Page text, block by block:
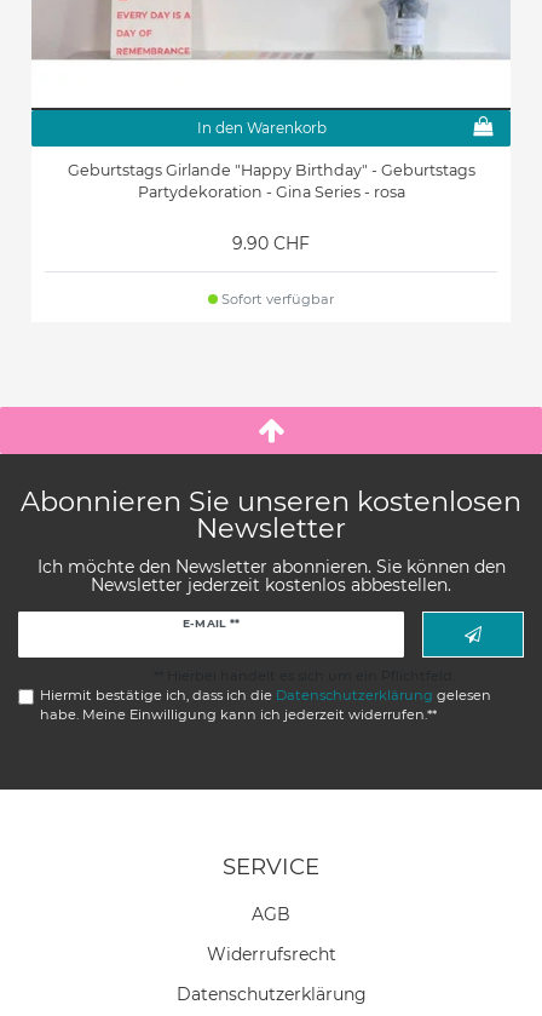
In den Warenkorb
Geburtstags Girlande "Happy Birthday" - Geburtstags
Partydekoration - Gina Series - rosa
9.90 CHF
Sofort verfügbar
Abonnieren Sie unseren kostenlosen
Newsletter
Ich möchte den Newsletter abonnieren. Sie können den
Newsletter jederzeit kostenlos abbestellen.
E-MAIL **
Hiermit bestätige ich, dass ich die Daten­schutz­erklärung gelesen
habe. Meine Einwilligung kann ich jederzeit widerrufen.**
SERVICE
AGB
Widerrufs­recht
Daten­schutz­erklärung